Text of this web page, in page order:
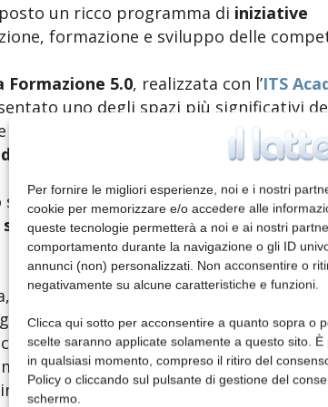
Per fornire le migliori esperienze, noi e i nostri
cookie per memorizzare e/o accedere alle
queste tecnologie permetterà a noi e ai nostri
comportamento durante la navigazione o gli ID
annunci (non) personalizzati. Non acconsentire o
negativamente su alcune caratteristiche e funzioni.
Clicca qui sotto per acconsentire a quanto sopra o
scelte saranno applicate solamente a questo sito.
in qualsiasi momento, compreso il ritiro del
Policy o cliccando sul pulsante di gestione del
schermo.
un ricco programma di iniziative
formazione e sviluppo delle
Formazione 5.0, realizzata con l’ITS
uno degli spazi più significativi
ha messo in relazione scuole, alta
meccatronica.
tecnologie avanzate
seminari e incontri di orientamentocon
la fiera ha ospitato laStart Up Factory
MECSPE Young & Career, il
investono nei giovani;Obiettivo
nella transizione 5.0; e il
professionale per nuove opportunità